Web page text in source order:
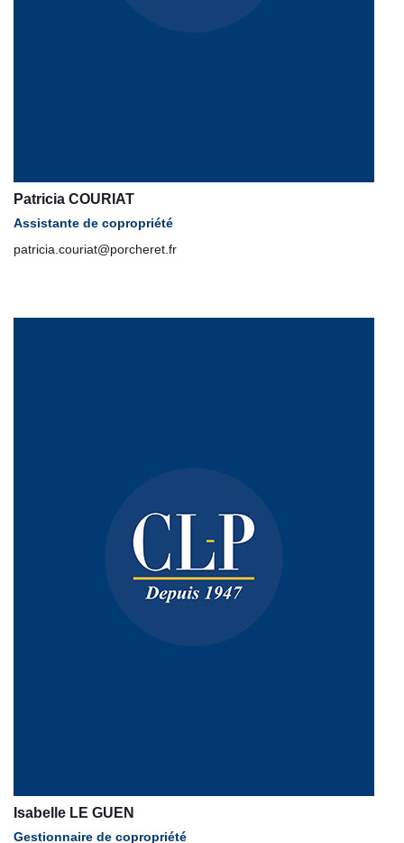
Patricia COURIAT
Assistante de copropriété
patricia.couriat@porcheret.fr
Isabelle LE GUEN
Gestionnaire de copropriété